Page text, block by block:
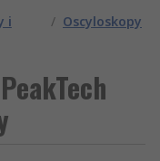
i
/ Oscyloskopy